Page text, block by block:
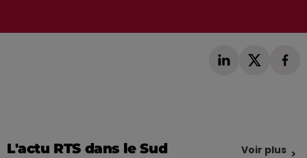
L'actu RTS dans le Sud Voir plus